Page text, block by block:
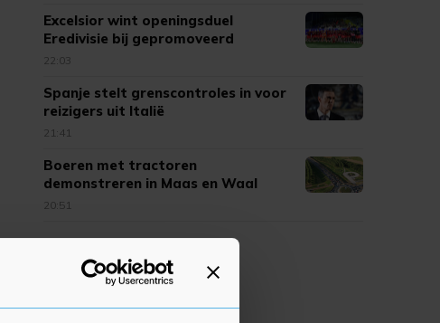
Excelsior wint openingsduel
Eredivisie bij gepromoveerd
Cambuur
22:03
Spanje stelt grenscontroles in voor
reizigers uit Italië
21:41
Boeren met tractoren
demonstreren in Maas en Waal
20:51